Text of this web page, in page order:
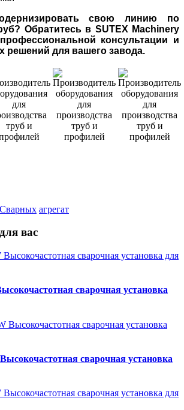
свою линию по
Обратитесь в SUTEX Machinery
консультации и
решений для вашего завода.
Сварных агрегат
вас
сварочная установка
сварочная установка